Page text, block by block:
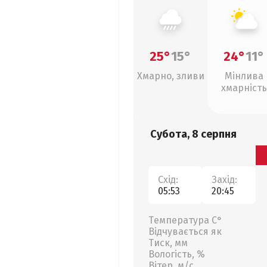
25°15°
Хмарно, зливи
24°11°
Мінлива
хмарність
Субота, 8 серпня
Схід:
05:53
Захід:
20:45
Температура С°
Відчувається як
Тиск, мм
Вологість, %